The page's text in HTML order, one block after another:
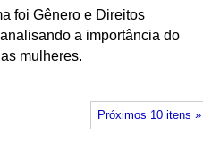
foi Gênero e Direitos
a importância do
mulheres.
Próximos 10 itens »